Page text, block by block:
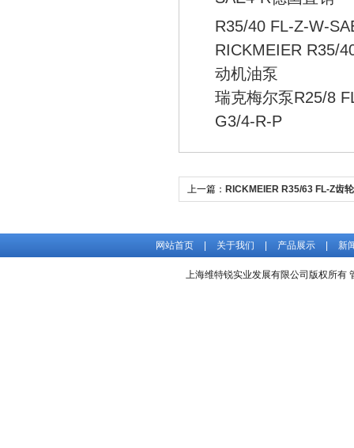
R35/40 FL-Z-W-
RICKMEIER R35/
动机油泵
瑞克梅尔泵R25/8
G3/4-R-P
上一篇： RICKMEIER R35/63 FL-Z齿
网站首页 关于我们 产品展示 新
上海维特锐实业发展有限公司版权所有